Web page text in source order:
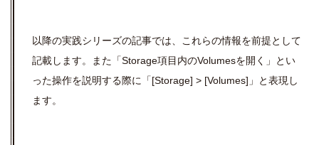
以降の実践シリーズの記事では、これらの情報を前提として
記載します。また「Storage項目内のVolumesを開く」とい
った操作を説明する際に「[Storage] > [Volumes]」と表現し
ます。